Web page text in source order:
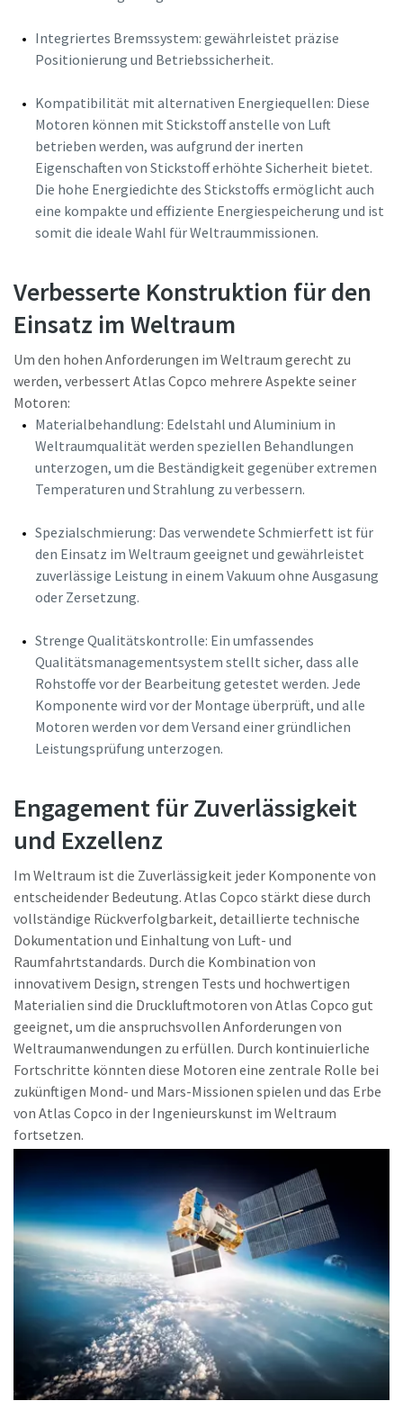
Integriertes Bremssystem: gewährleistet präzise
Positionierung und Betriebssicherheit.
Kompatibilität mit alternativen Energiequellen: Diese
Motoren können mit Stickstoff anstelle von Luft
betrieben werden, was aufgrund der inerten
Eigenschaften von Stickstoff erhöhte Sicherheit bietet.
Die hohe Energiedichte des Stickstoffs ermöglicht auch
eine kompakte und effiziente Energiespeicherung und ist
somit die ideale Wahl für Weltraummissionen.
Verbesserte Konstruktion für den
Einsatz im Weltraum
Um den hohen Anforderungen im Weltraum gerecht zu
werden, verbessert Atlas Copco mehrere Aspekte seiner
Motoren:
Materialbehandlung: Edelstahl und Aluminium in
Weltraumqualität werden speziellen Behandlungen
unterzogen, um die Beständigkeit gegenüber extremen
Temperaturen und Strahlung zu verbessern.
Spezialschmierung: Das verwendete Schmierfett ist für
den Einsatz im Weltraum geeignet und gewährleistet
zuverlässige Leistung in einem Vakuum ohne Ausgasung
oder Zersetzung.
Strenge Qualitätskontrolle: Ein umfassendes
Qualitätsmanagementsystem stellt sicher, dass alle
Rohstoffe vor der Bearbeitung getestet werden. Jede
Komponente wird vor der Montage überprüft, und alle
Motoren werden vor dem Versand einer gründlichen
Leistungsprüfung unterzogen.
Engagement für Zuverlässigkeit
und Exzellenz
Im Weltraum ist die Zuverlässigkeit jeder Komponente von
entscheidender Bedeutung. Atlas Copco stärkt diese durch
vollständige Rückverfolgbarkeit, detaillierte technische
Dokumentation und Einhaltung von Luft- und
Raumfahrtstandards. Durch die Kombination von
innovativem Design, strengen Tests und hochwertigen
Materialien sind die Druckluftmotoren von Atlas Copco gut
geeignet, um die anspruchsvollen Anforderungen von
Weltraumanwendungen zu erfüllen. Durch kontinuierliche
Fortschritte könnten diese Motoren eine zentrale Rolle bei
zukünftigen Mond- und Mars-Missionen spielen und das Erbe
von Atlas Copco in der Ingenieurskunst im Weltraum
fortsetzen.